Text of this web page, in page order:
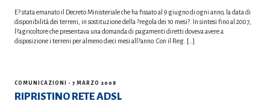
E? stata emanato il Decreto Ministeriale che ha fissato al 9 giugno di ogni anno, la data di
disponibilità dei terreni, in sostituzione della ?regola dei 10 mesi?. In sintesi fino al 2007,
l?agricoltore che presentava una domanda di pagamenti diretti doveva avere a
disposizione i terreni per almeno dieci mesi all?anno. Con il Reg. […]
COMUNICAZIONI - 7 MARZO 2008
RIPRISTINO RETE ADSL